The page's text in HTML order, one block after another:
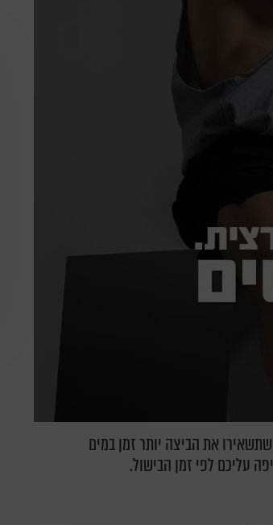
את הביצה יותר זמן במים
עליכם לפי זמן הבישול.